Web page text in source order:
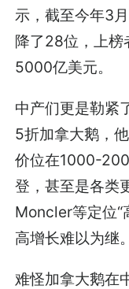
示，截至今年3
降了28位，上榜
5000亿美元。
中产们更是勒紧
5折加拿大鹅，
价位在1000-
登，甚至是各类
Moncler等定位“
高增长难以为继。
难怪加拿大鹅在